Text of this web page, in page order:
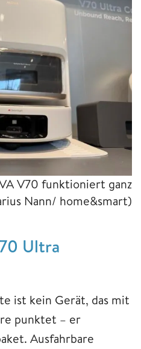
V70 funktioniert ganz
Nann/ home&smart)
Ultra
ist kein Gerät, das mit
punktet – er
Ausfahrbare